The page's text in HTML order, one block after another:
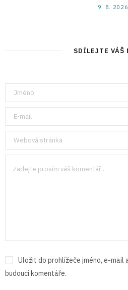
9. 8. 2026
SDÍLEJTE VÁŠ
Uložit do prohlížeče jméno, e-mail
budoucí komentáře.